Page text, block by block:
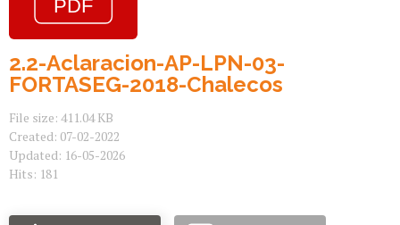
2.2-Aclaracion-AP-LPN-03-
FORTASEG-2018-Chalecos
File size: 411.04 KB
Created: 07-02-2022
Updated: 16-05-2026
Hits: 181